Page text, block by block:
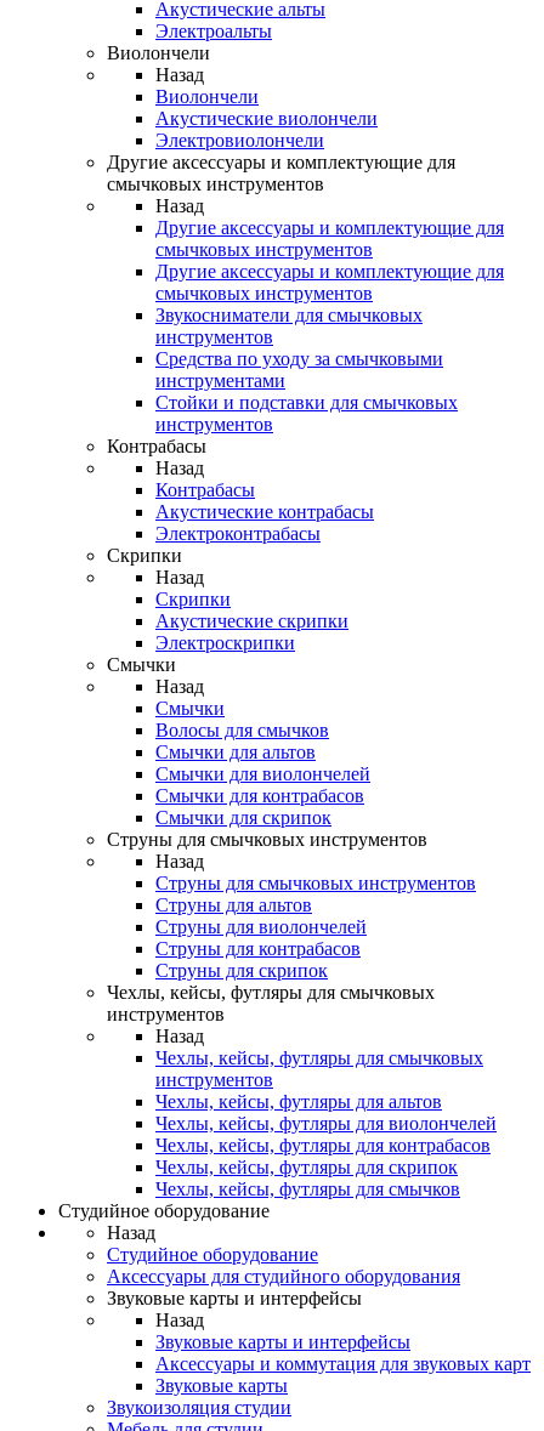
Акустические альты
Электроальты
Виолончели
Назад
Виолончели
Акустические виолончели
Электровиолончели
Другие аксессуары и комплектующие для
смычковых инструментов
Назад
Другие аксессуары и комплектующие для
смычковых инструментов
Другие аксессуары и комплектующие для
смычковых инструментов
Звукосниматели для смычковых
инструментов
Средства по уходу за смычковыми
инструментами
Стойки и подставки для смычковых
инструментов
Контрабасы
Назад
Контрабасы
Акустические контрабасы
Электроконтрабасы
Скрипки
Назад
Скрипки
Акустические скрипки
Электроскрипки
Смычки
Назад
Смычки
Волосы для смычков
Смычки для альтов
Смычки для виолончелей
Смычки для контрабасов
Смычки для скрипок
Струны для смычковых инструментов
Назад
Струны для смычковых инструментов
Струны для альтов
Струны для виолончелей
Струны для контрабасов
Струны для скрипок
Чехлы, кейсы, футляры для смычковых
инструментов
Назад
Чехлы, кейсы, футляры для смычковых
инструментов
Чехлы, кейсы, футляры для альтов
Чехлы, кейсы, футляры для виолончелей
Чехлы, кейсы, футляры для контрабасов
Чехлы, кейсы, футляры для скрипок
Чехлы, кейсы, футляры для смычков
Студийное оборудование
Назад
Студийное оборудование
Аксессуары для студийного оборудования
Звуковые карты и интерфейсы
Назад
Звуковые карты и интерфейсы
Аксессуары и коммутация для звуковых карт
Звуковые карты
Звукоизоляция студии